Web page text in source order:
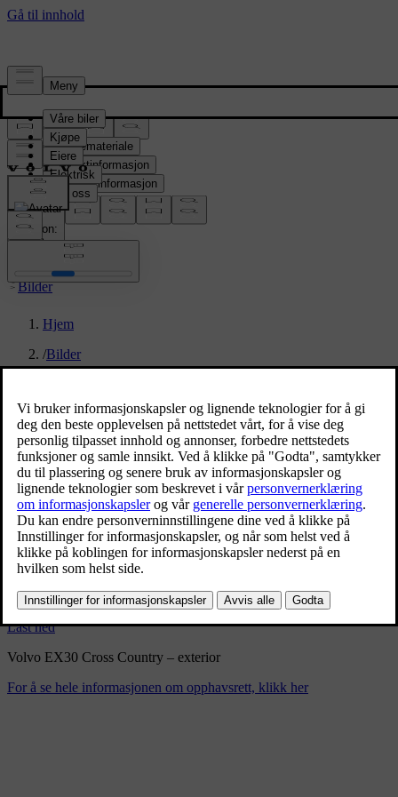
Presserom
Pressemateriale
Produktinformasjon
Selskapsinformasjon
Mediekontakter
location:
NO
Bilder
Hjem
/Bilder
Volvo EX30 Cross Country –
exterior
2/10/2025
Bokmerke
Del
Last ned
Volvo EX30 Cross Country – exterior
For å se hele informasjonen om opphavsrett, klikk her